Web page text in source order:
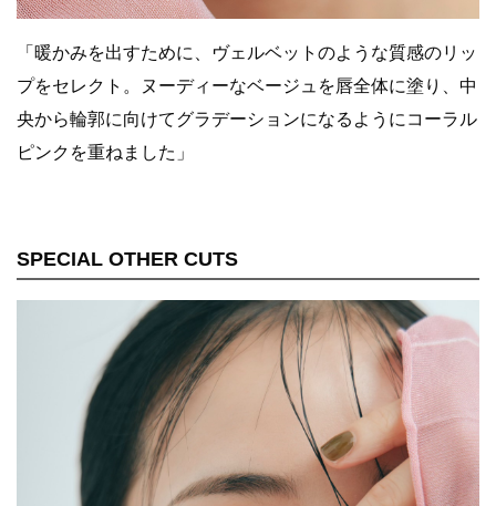
「暖かみを出すために、ヴェルベットのような質感のリッ
プをセレクト。ヌーディーなベージュを唇全体に塗り、中
央から輪郭に向けてグラデーションになるようにコーラル
ピンクを重ねました」
SPECIAL OTHER CUTS